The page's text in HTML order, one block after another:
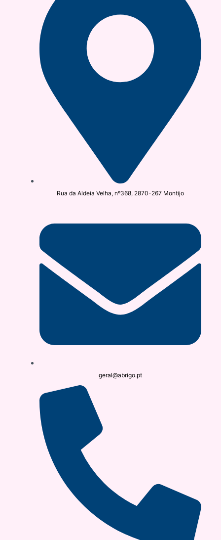
Rua da Aldeia Velha, nº368, 2870-267 Montijo
geral@abrigo.pt